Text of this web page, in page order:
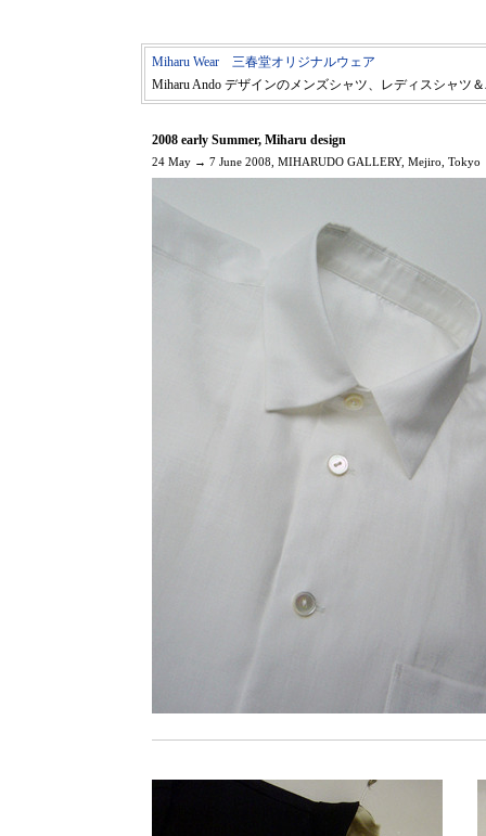
Miharu Wear 三春堂オリジナルウェア
Miharu Ando デザインのメンズシャツ、レディスシャツ
2008 early Summer, Miharu design
24 May → 7 June 2008, MIHARUDO GALLERY, Mejiro, Tokyo